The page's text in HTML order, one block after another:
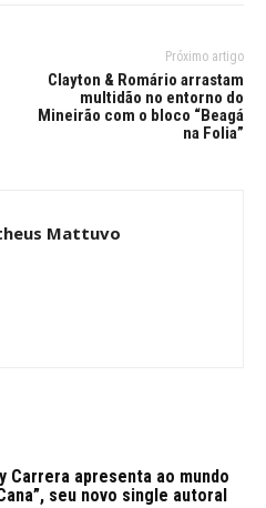
Próximo artigo
Clayton & Romário arrastam
multidão no entorno do
Mineirão com o bloco “Beagá
na Folia”
Mattuvo
Carrera apresenta ao mundo
seu novo single autoral